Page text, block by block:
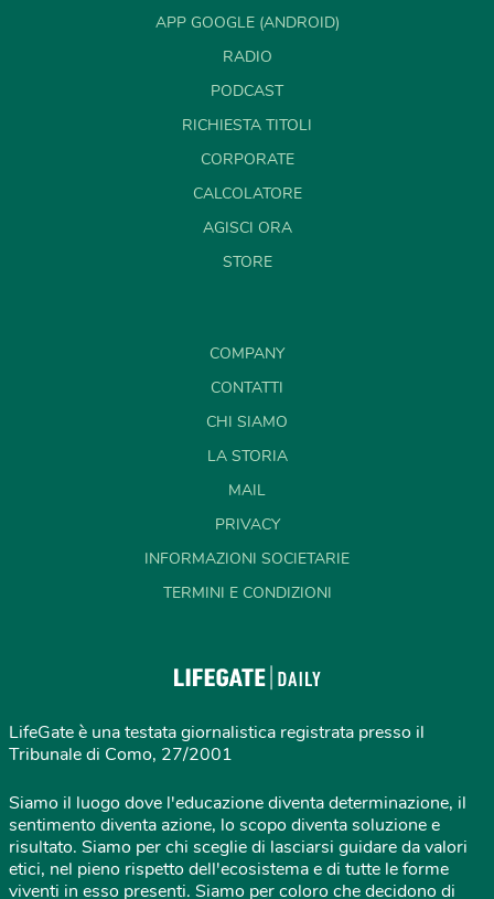
APP GOOGLE (ANDROID)
RADIO
PODCAST
RICHIESTA TITOLI
CORPORATE
CALCOLATORE
AGISCI ORA
STORE
COMPANY
CONTATTI
CHI SIAMO
LA STORIA
MAIL
PRIVACY
INFORMAZIONI SOCIETARIE
TERMINI E CONDIZIONI
LifeGate è una testata giornalistica registrata presso il
Tribunale di Como, 27/2001
Siamo il luogo dove l'educazione diventa determinazione, il
sentimento diventa azione, lo scopo diventa soluzione e
risultato. Siamo per chi sceglie di lasciarsi guidare da valori
etici, nel pieno rispetto dell'ecosistema e di tutte le forme
viventi in esso presenti. Siamo per coloro che decidono di